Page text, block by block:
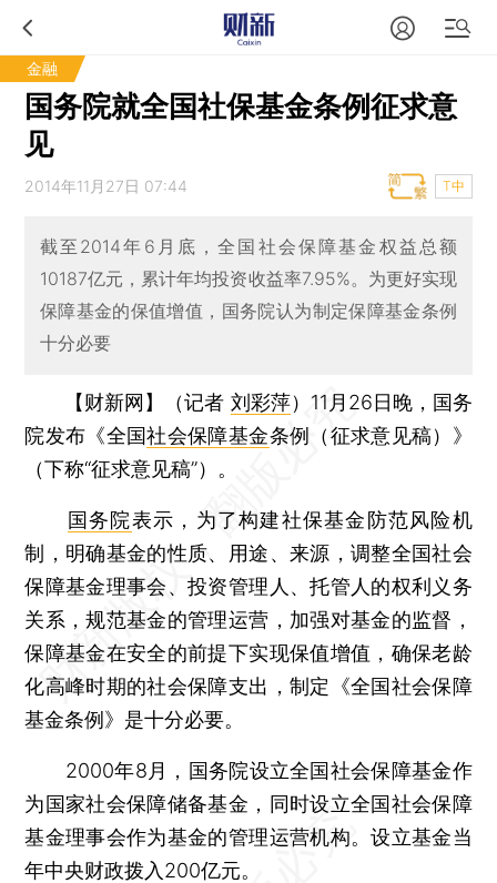
金融
国务院就全国社保基金条例征求意
见
2014年11月27日 07:44 T中
截至2014年6月底，全国社会保障基金权益总额
10187亿元，累计年均投资收益率7.95%。为更好实现
保障基金的保值增值，国务院认为制定保障基金条例
十分必要
【财新网】（记者 刘彩萍） 11月26日晚，国务
院发布《全国社会保障基金条例（征求意见稿）》
（下称“征求意见稿”）。
国务院表示，为了构建社保基金防范风险机
制，明确基金的性质、用途、来源，调整全国社会
保障基金理事会、投资管理人、托管人的权利义务
关系，规范基金的管理运营，加强对基金的监督，
保障基金在安全的前提下实现保值增值，确保老龄
化高峰时期的社会保障支出，制定《全国社会保障
基金条例》是十分必要。
2000年8月，国务院设立全国社会保障基金作
为国家社会保障储备基金，同时设立全国社会保障
基金理事会作为基金的管理运营机构。设立基金当
年中央财政拨入200亿元。